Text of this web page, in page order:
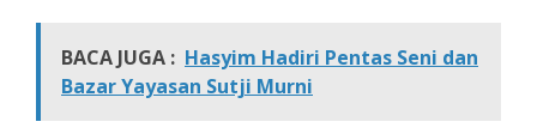
a
S
BACA JUGA : Hasyim Hadiri Pentas Seni dan
Bazar Yayasan Sutji Murni